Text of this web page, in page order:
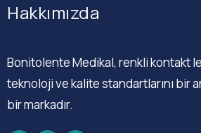
Hakkımızda
Bonitolente Medikal, renkli kontakt
teknoloji ve kalite standartlarını bir
bir markadır.